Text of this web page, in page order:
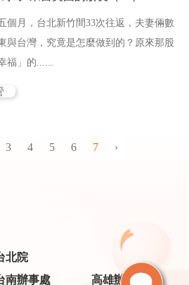
個月，台北新竹間33次往返，夫妻倆數
與台灣，究竟是怎麼做到的？原來那股
福」的......
3 4 5 6 7 ›
北院
南辦事處 高雄辦事處